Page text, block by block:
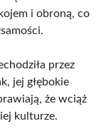
i obroną, co
przez
jej głębokie
że wciąż
kulturze.